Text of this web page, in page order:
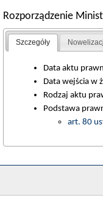
Rozporządzenie
Szczegóły
Data aktu
Data wejścia w
Rodzaj aktu
Podstawa
art. 80